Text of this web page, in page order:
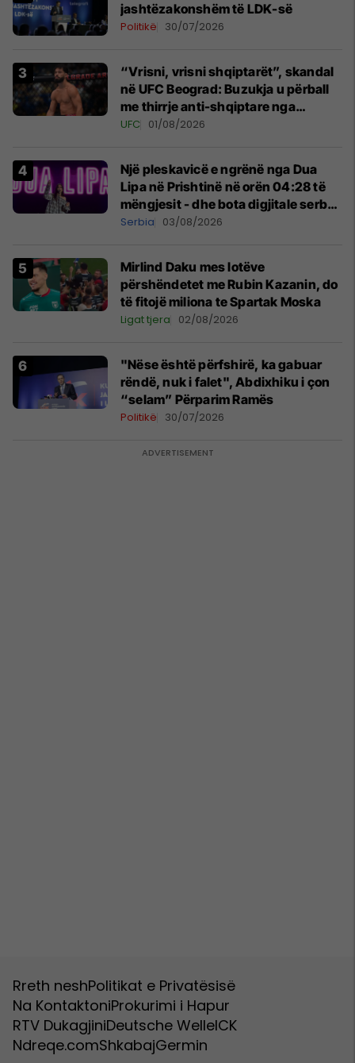
jashtëzakonshëm të LDK-së
Politikë 30/07/2026
“Vrisni, vrisni shqiptarët”, skandal
në UFC Beograd: Buzukja u përball
me thirrje anti-shqiptare nga
tribunat
UFC 01/08/2026
Një pleskavicë e ngrënë nga Dua
Lipa në Prishtinë në orën 04:28 të
mëngjesit - dhe bota digjitale serbe
shpall gjendjen e luftës
Serbia 03/08/2026
Mirlind Daku mes lotëve
përshëndetet me Rubin Kazanin, do
të fitojë miliona te Spartak Moska
Ligat tjera 02/08/2026
"Nëse është përfshirë, ka gabuar
rëndë, nuk i falet", Abdixhiku i çon
“selam” Përparim Ramës
Politikë 30/07/2026
Rreth neshPolitikat e Privatësisë
Na KontaktoniProkurimi i Hapur
RTV DukagjiniDeutsche WelleICK
Ndreqe.comShkabajGermin